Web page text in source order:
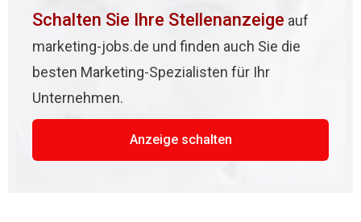
Schalten Sie Ihre Stellenanzeige auf
marketing-jobs.de und finden auch Sie die
besten Marketing-Spezialisten für Ihr
Unternehmen.
Anzeige schalten